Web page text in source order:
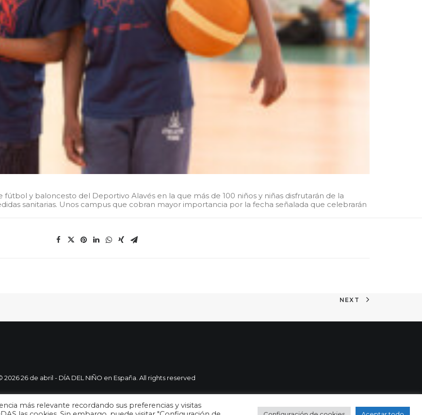
fútbol y baloncesto del Deportivo Alavés en la que más de 100 niños y niñas disfrutarán de la
sanitarias. Unos campus que cobran mayor importancia por la fecha señalada que celebrarán
NEXT
2026 26 de abril - DÍA DEL NIÑO en España. All rights reserved
más relevante recordando sus preferencias y visitas